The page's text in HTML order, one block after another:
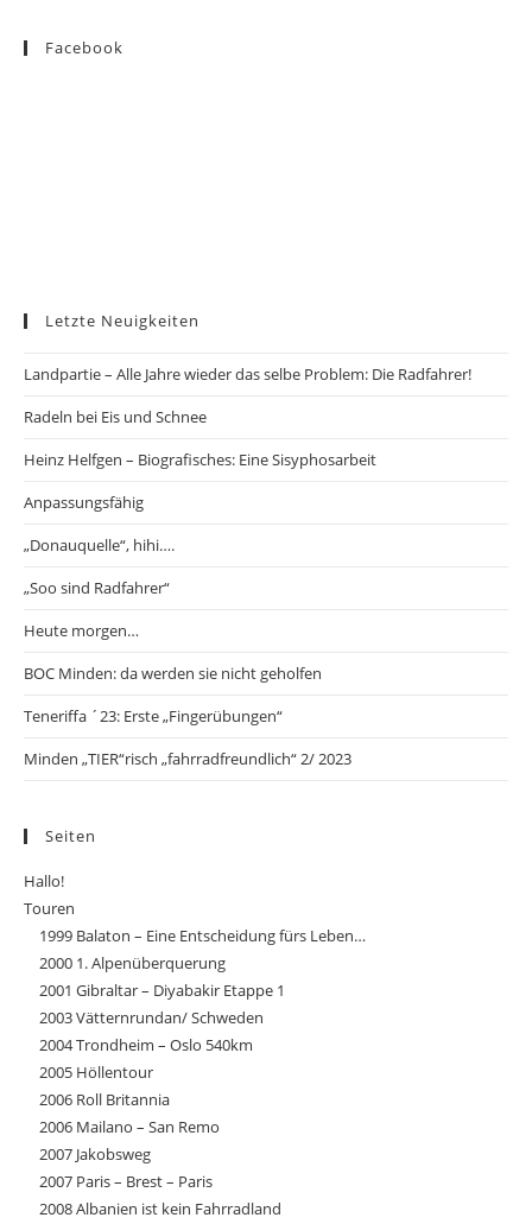
Facebook
Letzte Neuigkeiten
Landpartie – Alle Jahre wieder das selbe Problem: Die Radfahrer!
Radeln bei Eis und Schnee
Heinz Helfgen – Biografisches: Eine Sisyphosarbeit
Anpassungsfähig
„Donauquelle“, hihi….
„Soo sind Radfahrer“
Heute morgen…
BOC Minden: da werden sie nicht geholfen
Teneriffa ´23: Erste „Fingerübungen“
Minden „TIER“risch „fahrradfreundlich“ 2/ 2023
Seiten
Hallo!
Touren
1999 Balaton – Eine Entscheidung fürs Leben…
2000 1. Alpenüberquerung
2001 Gibraltar – Diyabakir Etappe 1
2003 Vätternrundan/ Schweden
2004 Trondheim – Oslo 540km
2005 Höllentour
2006 Roll Britannia
2006 Mailano – San Remo
2007 Jakobsweg
2007 Paris – Brest – Paris
2008 Albanien ist kein Fahrradland